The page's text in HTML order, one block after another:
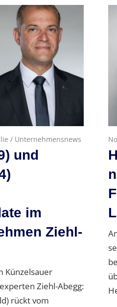
/ Unternehmensnews
und
im
Ziehl-
Künzelsauer
Ziehl-Abegg:
rückt vom